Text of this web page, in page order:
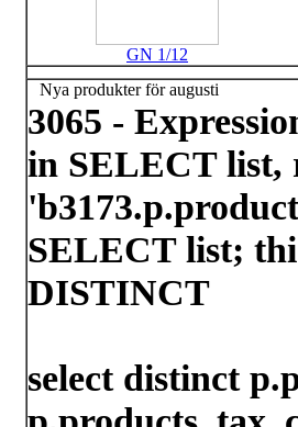
GN 1/12
Nya produkter för augusti
3065 -
in SELECT list,
SELECT list;
DISTINCT
select distinct